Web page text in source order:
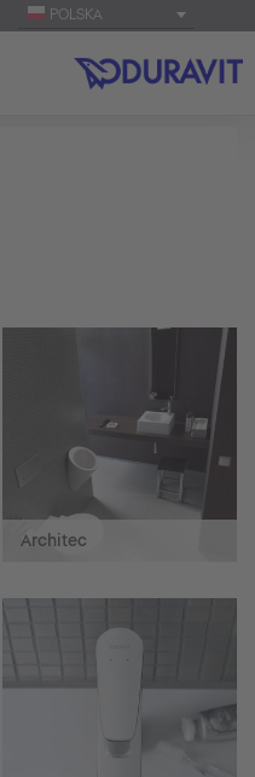
POLSKA
Architec